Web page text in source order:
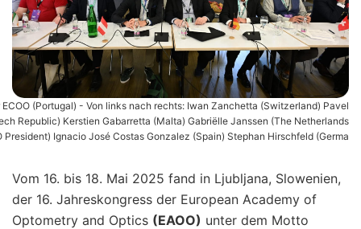
(Portugal) - Von links nach rechts: Iwan Zanchetta (Switzerland) Pavel
Republic) Kerstien Gabarretta (Malta) Gabriëlle Janssen (The Netherlands
President) Ignacio José Costas Gonzalez (Spain) Stephan Hirschfeld (Germa
Vom 16. bis 18. Mai 2025 fand in Ljubljana, Slowenien,
der 16. Jahreskongress der European Academy of
Optometry and Optics (EAOO) unter dem Motto